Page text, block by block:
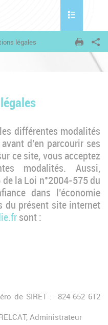
Toggle
légales
différentes modalités
d’en parcourir ses
ce site, vous acceptez
modalités. Aussi,
la Loi n°2004-575 du
dans l’économie
du présent site internet
sont :
de SIRET : 824 652 612
Administrateur